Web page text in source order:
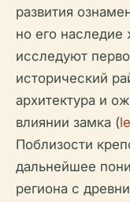
развития
но его наследие
исследуют
исторический
архитектура и
влиянии замка (
Поблизости
дальнейшее
региона с